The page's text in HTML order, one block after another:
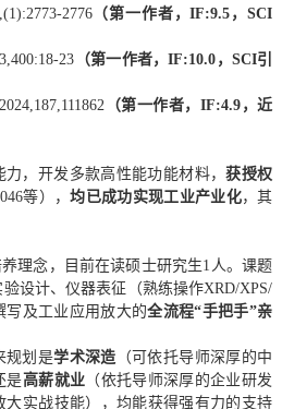
2776（第一作者，IF:9.5，SCI
23 （第一作者，IF:10.0，SCI引
（第一作者，IF:4.9，近
力，开发多款高性能功能材料，获授权
等），均已成功实现工业产业化，其
理念，目前在读硕士研究生1人。课题
设计、仪器表征（熟练操作XRD/XPS/
写及工业应用放大的全流程“手把手”亲
规划是学术深造 （可依托导师深厚的中
是高薪就业 （依托导师深厚的企业研发
实战技能），均能获得强有力的支持